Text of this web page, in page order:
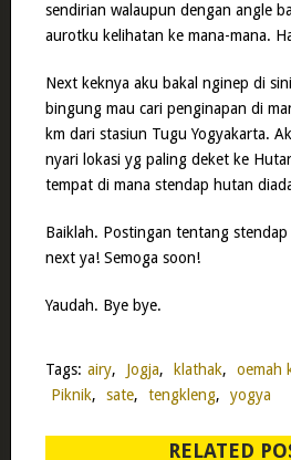
sendirian walaupun dengan angle
aurotku kelihatan ke mana-mana.
Next keknya aku bakal nginep di
bingung mau cari penginapan di
km dari stasiun Tugu Yogyakarta.
nyari lokasi yg paling deket ke
tempat di mana stendap hutan
Baiklah. Postingan tentang
next ya! Semoga soon!
Yaudah. Bye bye.
Tags: airy, Jogja, klathak, oemah
Piknik, sate, tengkleng, yogya
RELATED